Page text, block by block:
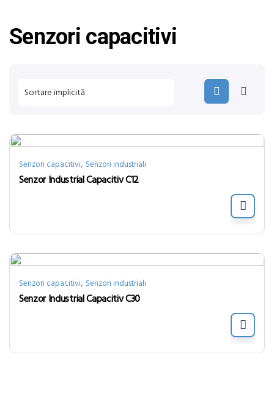
Senzori capacitivi
Senzori capacitivi, Senzori industriali
Senzor Industrial Capacitiv C12
Senzori capacitivi, Senzori industriali
Senzor Industrial Capacitiv C30